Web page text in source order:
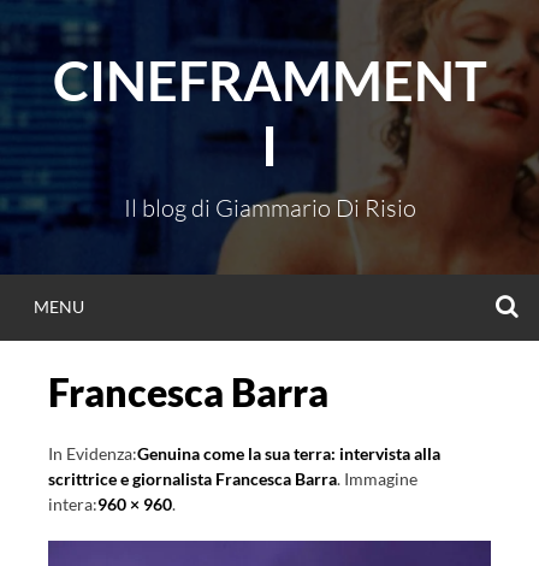
al
contenutoCINEFRAMMENT
I
Il blog di Giammario Di Risio
MENU
Francesca Barra
In Evidenza:Genuina come la sua terra: intervista alla
scrittrice e giornalista Francesca Barra. Immagine
intera:960 × 960.